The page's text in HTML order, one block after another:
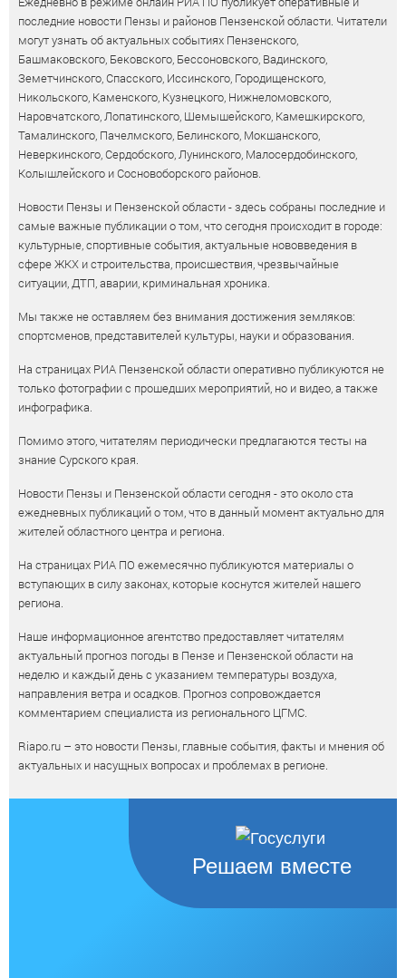
последние новости Пензы и районов Пензенской области. Читатели
могут узнать об актуальных событиях Пензенского,
Башмаковского, Бековского, Бессоновского, Вадинского,
Земетчинского, Спасского, Иссинского, Городищенского,
Никольского, Каменского, Кузнецкого, Нижнеломовского,
Наровчатского, Лопатинского, Шемышейского, Камешкирского,
Тамалинского, Пачелмского, Белинского, Мокшанского,
Неверкинского, Сердобского, Лунинского, Малосердобинского,
Колышлейского и Сосновоборского районов.
Новости Пензы и Пензенской области - здесь собраны последние и
самые важные публикации о том, что сегодня происходит в городе:
культурные, спортивные события, актуальные нововведения в
сфере ЖКХ и строительства, происшествия, чрезвычайные
ситуации, ДТП, аварии, криминальная хроника.
Мы также не оставляем без внимания достижения земляков:
спортсменов, представителей культуры, науки и образования.
На страницах РИА Пензенской области оперативно публикуются не
только фотографии с прошедших мероприятий, но и видео, а также
инфографика.
Помимо этого, читателям периодически предлагаются тесты на
знание Сурского края.
Новости Пензы и Пензенской области сегодня - это около ста
ежедневных публикаций о том, что в данный момент актуально для
жителей областного центра и региона.
На страницах РИА ПО ежемесячно публикуются материалы о
вступающих в силу законах, которые коснутся жителей нашего
региона.
Наше информационное агентство предоставляет читателям
актуальный прогноз погоды в Пензе и Пензенской области на
неделю и каждый день с указанием температуры воздуха,
направления ветра и осадков. Прогноз сопровождается
комментарием специалиста из регионального ЦГМС.
Riapo.ru – это новости Пензы, главные события, факты и мнения об
актуальных и насущных вопросах и проблемах в регионе.
Решаем вместе